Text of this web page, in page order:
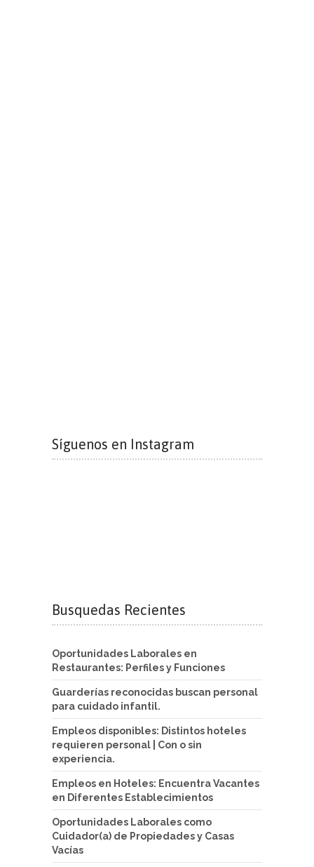
Síguenos en Instagram
Busquedas Recientes
Oportunidades Laborales en
Restaurantes: Perfiles y Funciones
Guarderías reconocidas buscan personal
para cuidado infantil.
Empleos disponibles: Distintos hoteles
requieren personal | Con o sin
experiencia.
Empleos en Hoteles: Encuentra Vacantes
en Diferentes Establecimientos
Oportunidades Laborales como
Cuidador(a) de Propiedades y Casas
Vacías